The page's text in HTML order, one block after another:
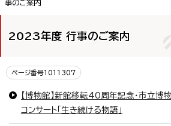
事のご案内
2023年度 行事のご案内
ページ番号1011307
【博物館】新館移転40周年記念・市立博
コンサート「生き続ける物語」